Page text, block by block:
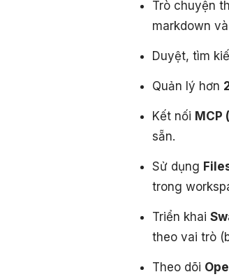
Trò chuyện
markdown
Duyệt, tìm
Quản lý hơn
Kết nối MCP
sẵn.
Sử dụng
trong
Triển khai
theo vai trò
Theo dõi